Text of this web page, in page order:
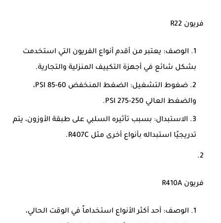
فريون R22
الوصف: يعتبر من أقدم أنواع الفريون التي استخدمت
بشكل شائع في أجهزة التكييف المنزلية والتجارية.
ضغوط التشغيل
: الضغط المنخفض 60-85 PSI،
والضغط العالي 250-275 PSI.
الاستبدال: بسبب تأثيره السلبي على طبقة الأوزون، يتم
تدريجيًا استبداله بأنواع أخرى مثل R407C.
فريون R410A
الوصف: أحد أكثر الأنواع استخداماً في الوقت الحالي،